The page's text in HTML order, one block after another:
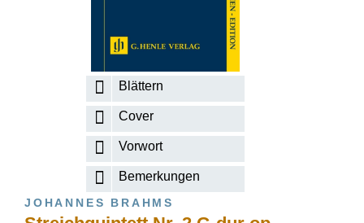
Blättern
Cover
Vorwort
Bemerkungen
JOHANNES BRAHMS